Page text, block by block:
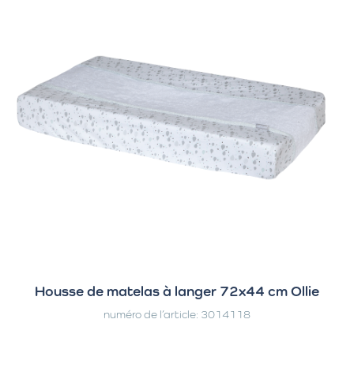
Housse de matelas à langer 72x44 cm Ollie
numéro de l’article: 3014118